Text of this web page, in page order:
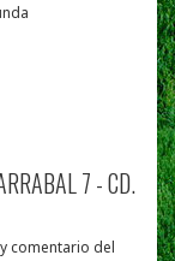
7 - CD.
y comentario del